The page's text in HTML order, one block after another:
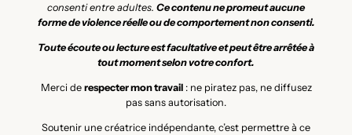
consenti entre adultes. Ce contenu ne promeut aucune
forme de violence réelle ou de comportement non consenti.
Toute écoute ou lecture est facultative et peut être arrêtée à
tout moment selon votre confort.
Merci de respecter mon travail: ne piratez pas, ne diffusez
pas sans autorisation.
Soutenir une créatrice indépendante, c’est permettre à ce